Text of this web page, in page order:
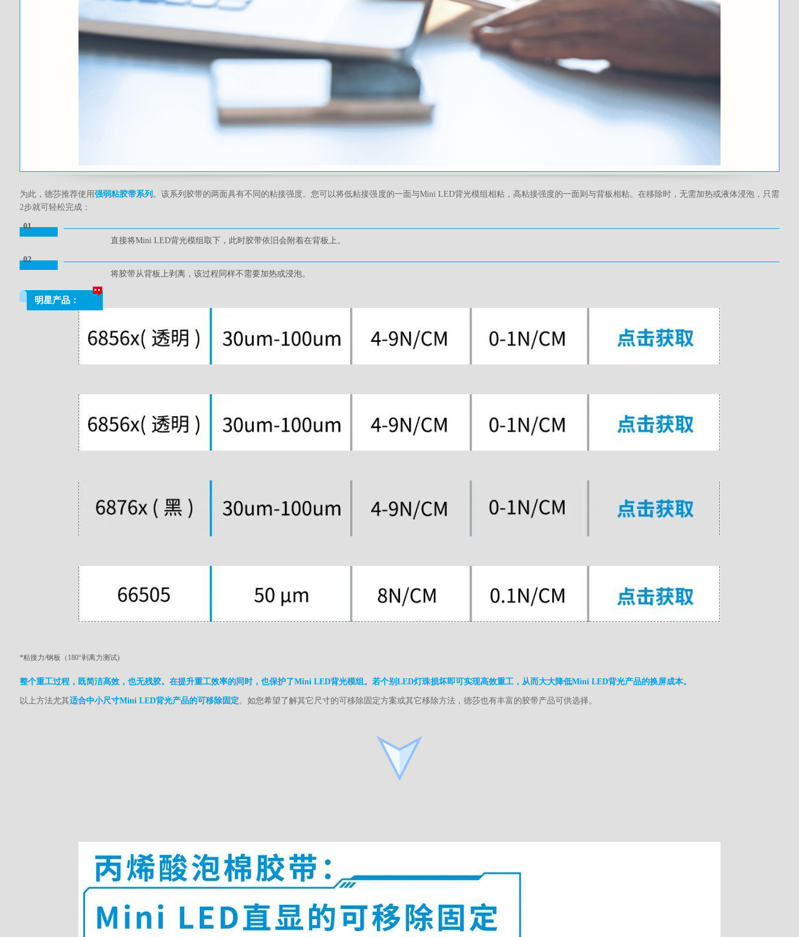
为此，德莎推荐使用强弱粘胶带系列 。该系列胶带的两面具有不同的粘接强度。您可以将低粘接强度的一面与Mini LED背光模组相粘，高粘接强度的一面则与背板相粘。在移除时，无需加热或液体浸泡，只需
2步就可轻松完成：
01
直接将Mini LED背光模组取下，此时胶带依旧会附着在背板上。
02
将胶带从背板上剥离，该过程同样不需要加热或浸泡。
明星产品：
*粘接力/钢板（180°剥离力测试)
整个重工过程，既简洁高效，也无残胶。在提升重工效率的同时，也保护了Mini LED背光模组。若个别LED灯珠损坏即可实现高效重工，从而大大降低Mini LED背光产品的换屏成本。
以上方法尤其适合中小尺寸Mini LED背光产品的可移除固定。如您希望了解其它尺寸的可移除固定方案或其它移除方法，德莎也有丰富的胶带产品可供选择。